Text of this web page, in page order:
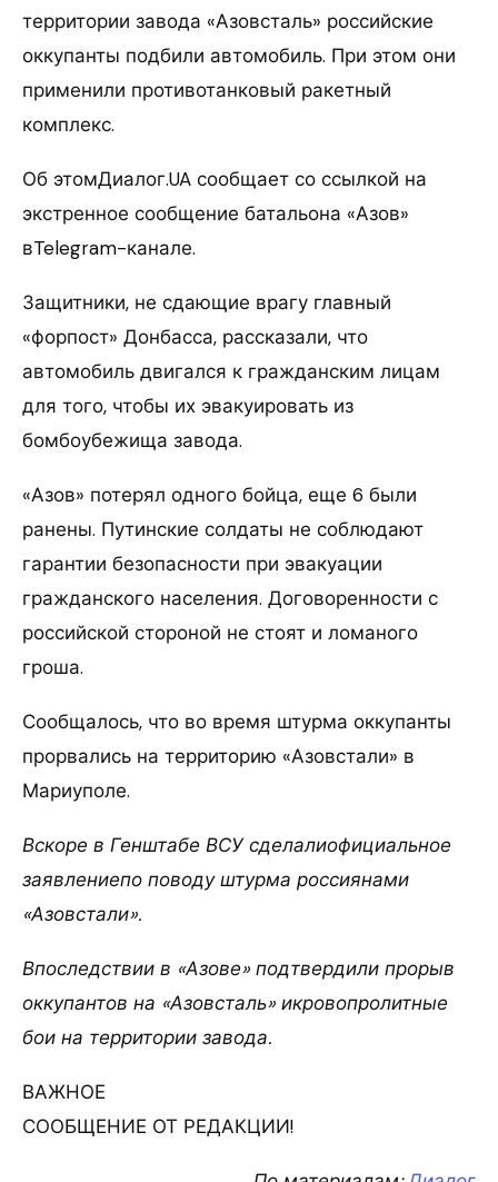
территории завода «Азовсталь» российские
оккупанты подбили автомобиль. При этом они
применили противотанковый ракетный
комплекс.
Об этомДиалог.UA сообщает со ссылкой на
экстренное сообщение батальона «Азов»
вTelegram-канале.
Защитники, не сдающие врагу главный
«форпост» Донбасса, рассказали, что
автомобиль двигался к гражданским лицам
для того, чтобы их эвакуировать из
бомбоубежища завода.
«Азов» потерял одного бойца, еще 6 были
ранены. Путинские солдаты не соблюдают
гарантии безопасности при эвакуации
гражданского населения. Договоренности с
российской стороной не стоят и ломаного
гроша.
Сообщалось, что во время штурма оккупанты
прорвались на территорию «Азовстали» в
Мариуполе.
Вскоре в Генштабе ВСУ сделалиофициальное
заявлениепо поводу штурма россиянами
«Азовстали».
Впоследствии в «Азове» подтвердили прорыв
оккупантов на «Азовсталь» икровопролитные
бои на территории завода.
ВАЖНОЕ
СООБЩЕНИЕ ОТ РЕДАКЦИИ!